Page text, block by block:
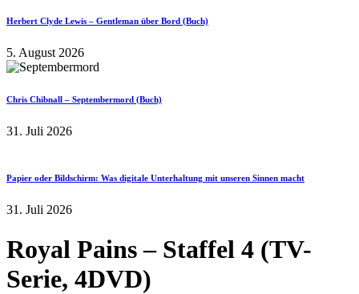
Herbert Clyde Lewis – Gentleman über Bord (Buch)
5. August 2026
Chris Chibnall – Septembermord (Buch)
31. Juli 2026
Papier oder Bildschirm: Was digitale Unterhaltung mit unseren Sinnen macht
31. Juli 2026
Royal Pains – Staffel 4 (TV-
Serie, 4DVD)